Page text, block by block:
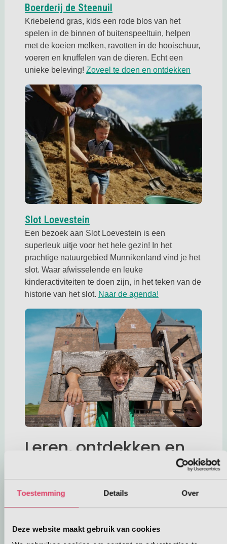
Toestemming Details Over
Deze website maakt gebruik van cookies
Boerderij de SteenuilDeze link opent in een
Kriebelend gras, kids een rode blos van het
spelen in de binnen of buitenspeeltuin, helpen
met de koeien melken, ravotten in de hooischuur,
voeren en knuffelen van de dieren. Echt een
unieke beleving! Zoveel te doen en ontdekkenDeze link
Slot LoevesteinDeze link opent in een nieuwe
Een bezoek aan Slot Loevestein is een
superleuk uitje voor het hele gezin! In het
prachtige natuurgebied Munnikenland vind je het
slot. Waar afwisselende en leuke
kinderactiviteiten te doen zijn, in het teken van de
historie van het slot. Naar de agenda!Deze link opent in
Leren, ontdekken en
Echte Triceratops in Tilburg!
Wow! Wil jij een dino komen bekijken die 67
kan! Kom naar de LocHal. Er zijn ook leuke
workshops. Zoals dino’s kleien, je eigen digitale